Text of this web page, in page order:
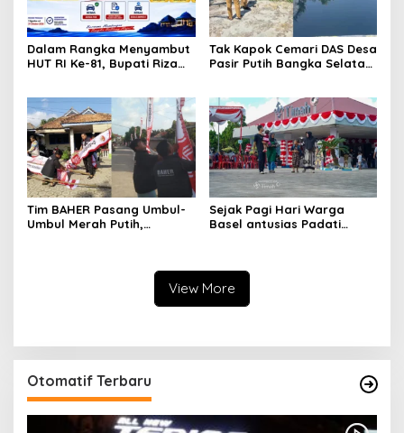
Dalam Rangka Menyambut
HUT RI Ke-81, Bupati Riza
Pemutihan Pajak
Kendaraan Bermotor
Tak Kapok Cemari DAS Desa
Pasir Putih Bangka Selatan,
Tim BAHER Pasang Umbul-
Umbul Merah Putih,
Sejak Pagi Hari Warga
Basel antusias Padati
Kesehatan Gratis Hingga
Khitanan Massal
View More
Otomatif Terbaru